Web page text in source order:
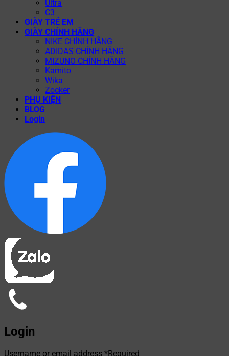
Ultra
C3
GIÀY TRẺ EM
GIÀY CHÍNH HÃNG
NIKE CHÍNH HÃNG
ADIDAS CHÍNH HÃNG
MIZUNO CHÍNH HÃNG
Kamito
Wika
Zocker
PHỤ KIỆN
BLOG
Login
Login
Username or email address *Required